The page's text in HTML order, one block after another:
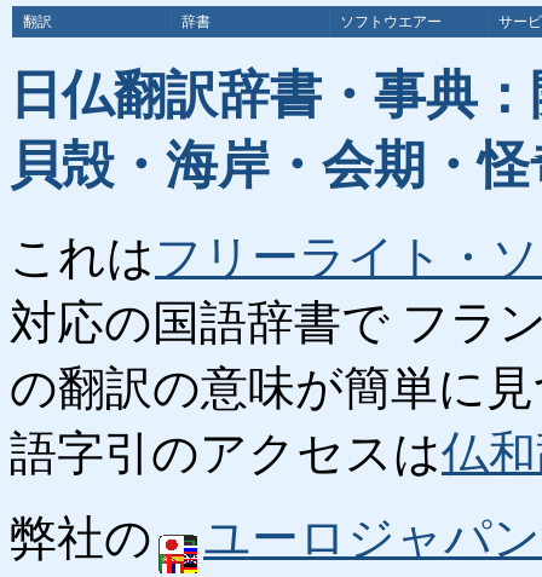
翻訳 辞書 ソフトウエアー サー
日仏翻訳辞書・事典
貝殻・海岸・会期・
これはフリーライト・
対応の国語辞書で フラ
の翻訳の意味が簡単に
語字引のアクセスは仏
弊社の
ユーロジャパ